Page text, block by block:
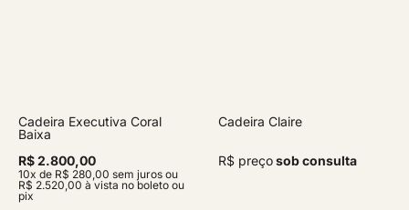
Cadeira Executiva Coral
Baixa
R$ 2.800,00
10x de R$ 280,00 sem juros ou
R$ 2.520,00 à vista no boleto ou
pix
Cadeira Claire
R$ preçosob consulta